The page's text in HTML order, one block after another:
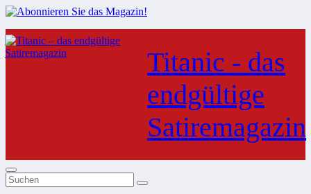
Zum
Inhalt
springen
Titanic - das
endgültige
Satiremagazin